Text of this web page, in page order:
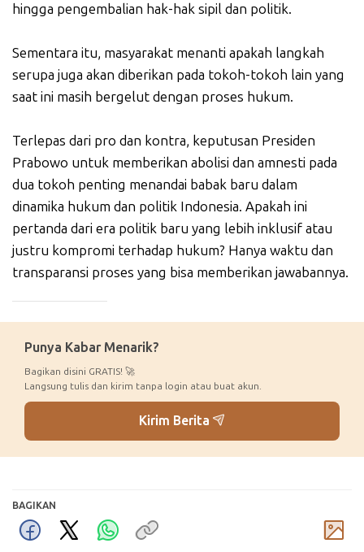
hingga pengembalian hak-hak sipil dan politik.
Sementara itu, masyarakat menanti apakah langkah
serupa juga akan diberikan pada tokoh-tokoh lain yang
saat ini masih bergelut dengan proses hukum.
Terlepas dari pro dan kontra, keputusan Presiden
Prabowo untuk memberikan abolisi dan amnesti pada
dua tokoh penting menandai babak baru dalam
dinamika hukum dan politik Indonesia. Apakah ini
pertanda dari era politik baru yang lebih inklusif atau
justru kompromi terhadap hukum? Hanya waktu dan
transparansi proses yang bisa memberikan jawabannya.
Punya Kabar Menarik?
Bagikan disini GRATIS! 🚀
Langsung tulis dan kirim tanpa login atau buat akun.
Kirim Berita
BAGIKAN